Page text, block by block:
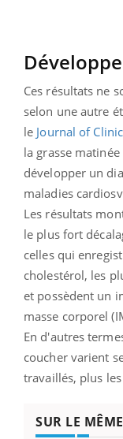
Ces résultats ne
selon une autre
le Journal of
la grasse
développer un
maladies
Les résultats
le plus fort
celles qui
cholestérol, les
et possèdent un
masse corporel
En d'autres
coucher varient
travaillés, plus
SUR LE